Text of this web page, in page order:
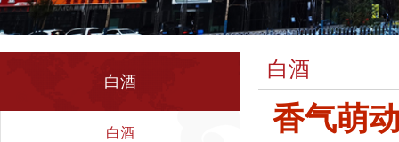
白酒
白酒
白酒
香气萌